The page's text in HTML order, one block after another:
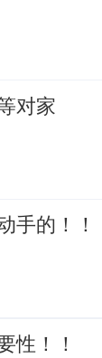
对家
手的！！
性！！